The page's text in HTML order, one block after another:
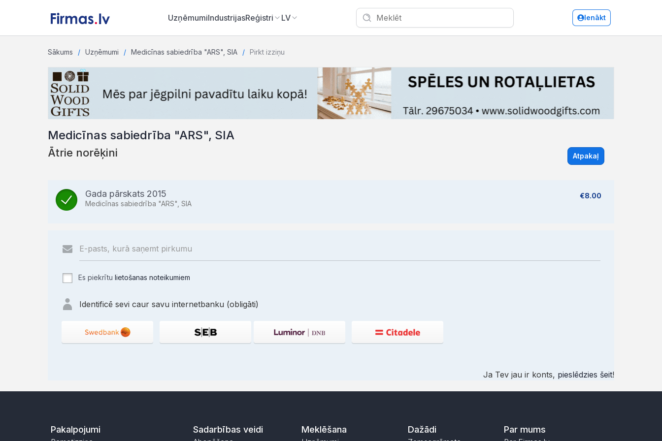
UzņēmumiIndustrijasReģistri LV Ienākt
Sākums Uzņēmumi Medicīnas sabiedrība "ARS", SIA Pirkt izziņu
Medicīnas sabiedrība "ARS", SIA
Ātrie norēķini Atpakaļ
Gada pārskats 2015
Medicīnas sabiedrība "ARS", SIA
€8.00
Es piekrītu lietošanas noteikumiem
Identificē sevi caur savu internetbanku (obligāti)
Ja Tev jau ir konts, pieslēdzies šeit!
Pakalpojumi Sadarbības veidi Meklēšana Dažādi Par mums